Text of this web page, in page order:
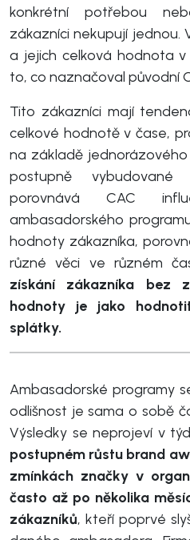
konkrétní potřebou
zákazníci nekupují jednou.
a jejich celková hodnota
to, co naznačoval původní
Tito zákazníci mají
celkové hodnotě v čase,
na základě
postupně
porovnává CAC
ambasadorského
hodnoty zákazníka,
různé věci ve různém
získání zákazníka bez
hodnoty je jako
splátky.
Ambasadorské programy
odlišnost je sama o sobě
Výsledky se neprojeví v
postupném růstu brand
zmínkách značky v
často až po několika
zákazníků, kteří poprvé